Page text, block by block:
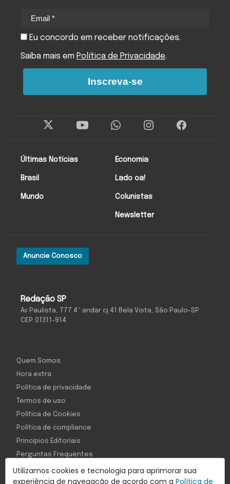
Utilizamos cookies e tecnologia para aprimorar sua
experiência de navegação de acordo com a Política de
Redação SP
Av Paulista, 777 4º andar cj 41 Bela Vista, São Paulo-SP
CEP: 01311-914
Anuncie Conosco
Últimas Notícias
Brasil
Mundo
Economia
Lado oa!
Colunistas
Newsletter
Eu concordo em receber notificações.
Saiba mais em Política de Privacidade.
Inscreva-se
Quem Somos
Hora extra
Política de privacidade
Termos de uso
Política de Cookies
Política de compliance
Princípios Editoriais
Perguntas Frequentes